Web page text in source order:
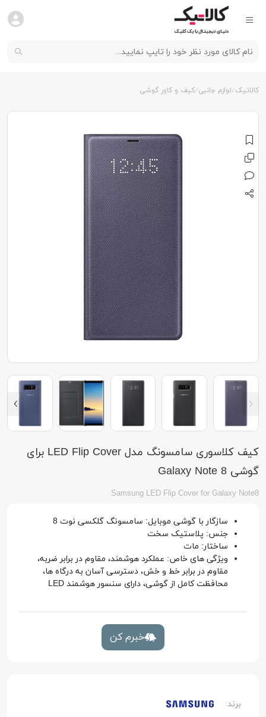
کالاتیک لوازم جانبی کیف و کاور گوشی
کیف کلاسوری سامسونگ مدل LED Flip Cover برای
گوشی Galaxy Note 8
Samsung LED Flip Cover for Galaxy Note8
سازگار با گوشی موبایل: سامسونگ گلکسی نوت 8
جنس: پلاستیک سخت
ساختار: مات
ویژگی های خاص: عملکرد هوشمند، مقاوم در برابر ضربه،
مقاوم در برابر خط و خش، دسترسی آسان به درگاه ها،
محافظت کامل از گوشی، دارای سنسور هوشمند LED
خبرم کن
برند: